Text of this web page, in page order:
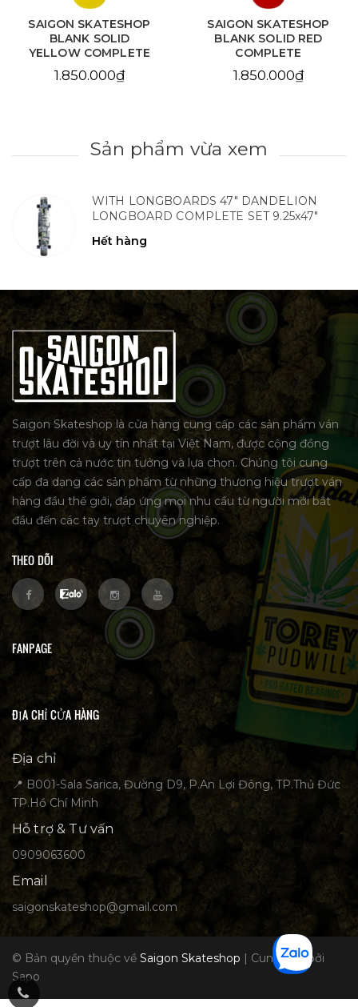
SAIGON SKATESHOP
BLANK SOLID RED
COMPLETE
1.850.000₫
SAIGON SKATESHOP
BLANK NATURAL
COMPLETE
1.850.000₫
Sản phẩm vừa xem
WITH LONGBOARDS 47" DANDELION
LONGBOARD COMPLETE SET 9.25x47"
Hết hàng
Saigon Skateshop là cửa hàng cung cấp các sản phẩm ván
trượt lâu đời và uy tín nhất tại Việt Nam, được cộng đồng
trượt trên cả nước tin tưởng và lựa chọn. Chúng tôi cung
cấp đa dạng các sản phẩm từ những thương hiệu trượt ván
hàng đầu thế giới, đáp ứng mọi nhu cầu từ người mới bắt
đầu đến các tay trượt chuyên nghiệp.
THEO DÕI
FANPAGE
ĐỊA CHỈ CỬA HÀNG
Địa chỉ
📍 B001-Sala Sarica, Đường D9, P.An Lợi Đông, TP.Thủ Đức
TP.Hồ Chí Minh
Hỗ trợ & Tư vấn
0909063600
Email
saigonskateshop@gmail.com
© Bản quyền thuộc về Saigon Skateshop | Cung cấp bởi
Sapo